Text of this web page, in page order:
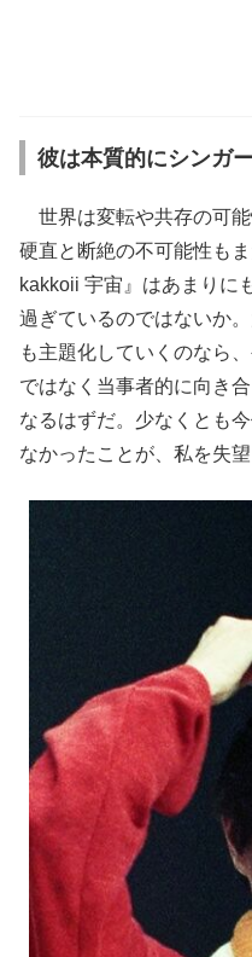
彼は本質的にシンガ
世界は変転や共存の可能
硬直と断絶の不可能性も
kakkoii 宇宙』はあまりに
過ぎているのではないか
も主題化していくのなら
ではなく当事者的に向き
なるはずだ。少なくとも
なかったことが、私を失望